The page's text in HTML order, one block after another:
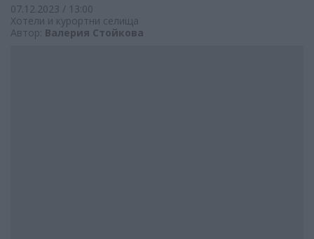
07.12.2023 / 13:00
Хотели и курортни селища
Автор: Валерия Стойкова